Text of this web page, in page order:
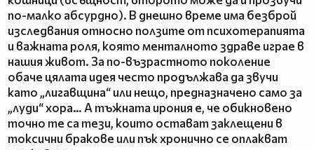
по-малко абсурдно). В днешно време има безброй
изследвания относно ползите от психотерапията
и важната роля, която менталното здраве играе в
нашия живот. За по-възрастното поколение
обаче цялата идея често продължава да звучи
като „лигавщина“ или нещо, предназначено само за
„луди“ хора… А тъжната ирония е, че обикновено
точно те са тези, които остават заклещени в
токсични бракове или пък хронично се оплакват